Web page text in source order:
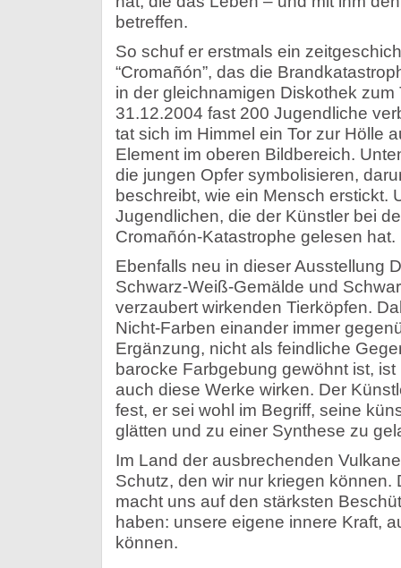
betreffen.
So schuf er erstmals ein
“Cromañón”, das die
in der gleichnamigen Diskothek
31.12.2004 fast 200 Jugendliche
tat sich im Himmel ein Tor zur Hölle
Element im oberen Bildbereich.
die jungen Opfer symbolisieren,
beschreibt, wie ein Mensch erstickt.
Jugendlichen, die der Künstler bei
Cromañón-Katastrophe gelesen hat.
Ebenfalls neu in dieser Ausstellung
Schwarz-Weiß-Gemälde und
verzaubert wirkenden Tierköpfen.
Nicht-Farben einander immer
Ergänzung, nicht als feindliche
barocke Farbgebung gewöhnt ist,
auch diese Werke wirken. Der
fest, er sei wohl im Begriff, seine
glätten und zu einer Synthese zu
Im Land der ausbrechenden
Schutz, den wir nur kriegen können.
macht uns auf den stärksten
haben: unsere eigene innere Kraft,
können.